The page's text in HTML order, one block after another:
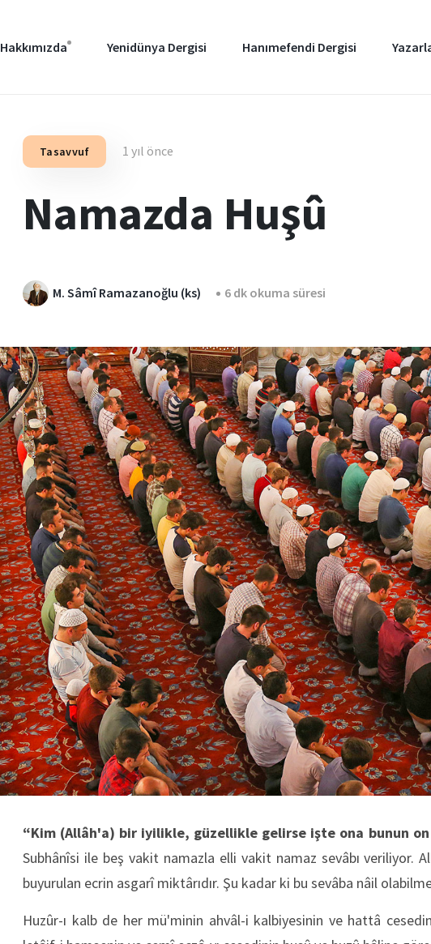
Hakkımızda Yenidünya Dergisi Hanımefendi Dergisi
Tasavvuf 1 yıl önce
Namazda Huşû
M. Sâmî Ramazanoğlu (ks) 6 dk okuma süresi
“Kim (Allâh'a) bir iyilikle, güzellikle gelirse işte ona bunun on
Subhânîsi ile beş vakit namazla elli vakit namaz sevâbı veriliyor.
buyurulan ecrin asgarî miktârıdır. Şu kadar ki bu sevâba nâil
Huzûr-ı kalb de her mü'minin ahvâl-i kalbiyesinin ve hattâ